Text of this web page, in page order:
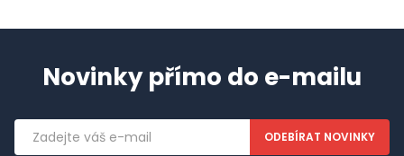
Novinky přímo do e-mailu
Emailová
adresa